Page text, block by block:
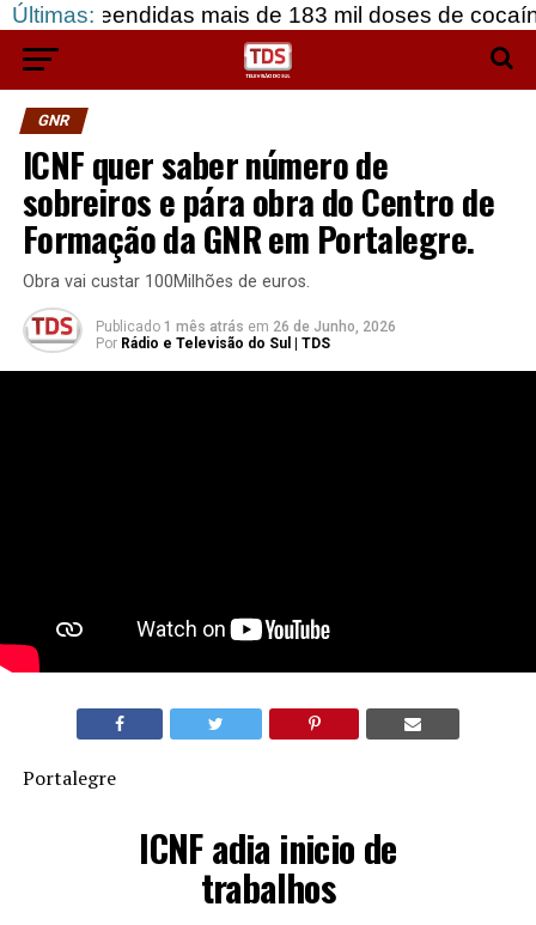
Últimas:mais de 183 mil doses de cocaína, em
GNR
ICNF quer saber número de
sobreiros e pára obra do Centro de
Formação da GNR em Portalegre.
Obra vai custar 100Milhões de euros.
Publicado 1 mês atrás em 26 de Junho, 2026
Por Rádio e Televisão do Sul | TDS
Portalegre
ICNF adia inicio de
trabalhos